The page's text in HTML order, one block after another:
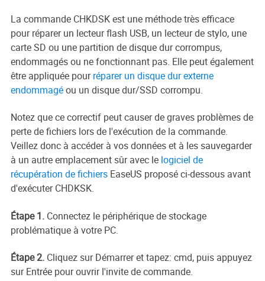
La commande CHKDSK est une méthode très efficace
pour réparer un lecteur flash USB, un lecteur de stylo, une
carte SD ou une partition de disque dur corrompus,
endommagés ou ne fonctionnant pas. Elle peut également
être appliquée pourréparer un disque dur externe
endommagéou un disque dur/SSD corrompu.
Notez que ce correctif peut causer de graves problèmes de
perte de fichiers lors de l'exécution de la commande.
Veillez donc à accéder à vos données et à les sauvegarder
à un autre emplacement sûr avec le logiciel de
récupération de fichiersEaseUS proposé ci-dessous avant
d'exécuter CHDKSK.
Étape 1.Connectez le périphérique de stockage
problématique à votre PC.
Étape 2.Cliquez sur Démarrer et tapez: cmd, puis appuyez
sur Entrée pour ouvrir l'invite de commande.